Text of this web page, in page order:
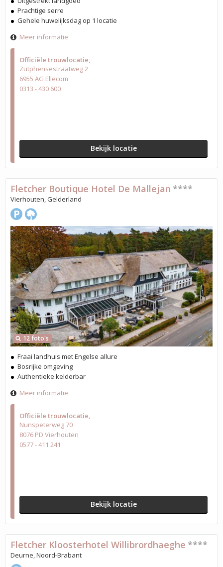
Officiële trouwlocatie
Zutphensestraatweg 2
6955 AG Ellecom
0313 - 430 600
Bekijk locatie
Prachtige serre
Gehele huwelijksdag op 1 locatie
Meer informatie
Officiële trouwlocatie
Nunspeterweg 70
8076 PD Vierhouten
0577 - 411 241
Bekijk locatie
12 foto's
Fletcher Boutique Hotel De Mallejan ****
Vierhouten, Gelderland
Fraai landhuis met Engelse allure
Bosrijke omgeving
Authentieke kelderbar
Meer informatie
Fletcher Kloosterhotel Willibrordhaeghe ****
Deurne, Noord-Brabant